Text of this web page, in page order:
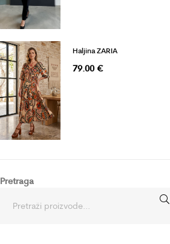
Haljina ZARIA
79.00 €
Pretraga